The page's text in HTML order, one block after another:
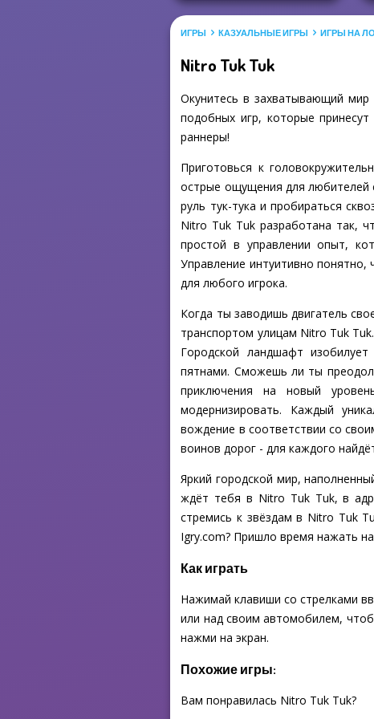
ИГРЫ КАЗУАЛЬНЫЕ ИГРЫ ИГРЫ НА
Nitro Tuk Tuk
Окунитесь в захватывающий
подобных игр, которые
раннеры!
Приготовься к
острые ощущения для любителей
руль тук-тука и пробираться
Nitro Tuk Tuk разработана так,
простой в управлении опыт,
Управление интуитивно понятно,
для любого игрока.
Когда ты заводишь двигатель
транспортом улицам Nitro Tuk
Городской ландшафт
пятнами. Сможешь ли ты
приключения на новый
модернизировать. Каждый
вождение в соответствии со
воинов дорог - для каждого
Яркий городской мир,
ждёт тебя в Nitro Tuk Tuk, в
стремись к звёздам в Nitro Tuk
Igry.com? Пришло время нажать на
Как играть
Нажимай клавиши со стрелками
или над своим автомобилем,
нажми на экран.
Похожие игры:
Вам понравилась Nitro Tuk Tuk?